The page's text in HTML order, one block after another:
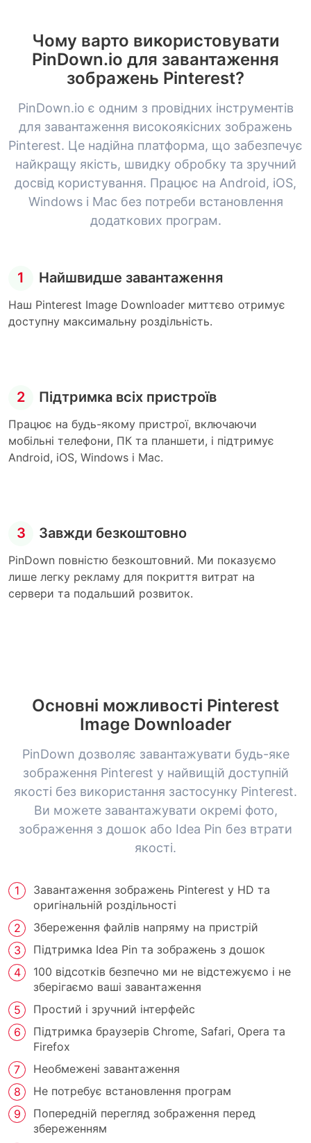
Чому варто використовувати
PinDown.io для завантаження
зображень Pinterest?
PinDown.io є одним з провідних інструментів
для завантаження високоякісних зображень
Pinterest. Це надійна платформа, що забезпечує
найкращу якість, швидку обробку та зручний
досвід користування. Працює на Android, iOS,
Windows і Mac без потреби встановлення
додаткових програм.
1 Найшвидше завантаження
Наш Pinterest Image Downloader миттєво отримує
доступну максимальну роздільність.
2 Підтримка всіх пристроїв
Працює на будь-якому пристрої, включаючи
мобільні телефони, ПК та планшети, і підтримує
Android, iOS, Windows і Mac.
3 Завжди безкоштовно
PinDown повністю безкоштовний. Ми показуємо
лише легку рекламу для покриття витрат на
сервери та подальший розвиток.
Основні можливості Pinterest
Image Downloader
PinDown дозволяє завантажувати будь-яке
зображення Pinterest у найвищій доступній
якості без використання застосунку Pinterest.
Ви можете завантажувати окремі фото,
зображення з дошок або Idea Pin без втрати
якості.
Завантаження зображень Pinterest у HD та
оригінальній роздільності
Збереження файлів напряму на пристрій
Підтримка Idea Pin та зображень з дошок
100 відсотків безпечно ми не відстежуємо і не
зберігаємо ваші завантаження
Простий і зручний інтерфейс
Підтримка браузерів Chrome, Safari, Opera та
Firefox
Необмежені завантаження
Не потребує встановлення програм
Попередній перегляд зображення перед
збереженням